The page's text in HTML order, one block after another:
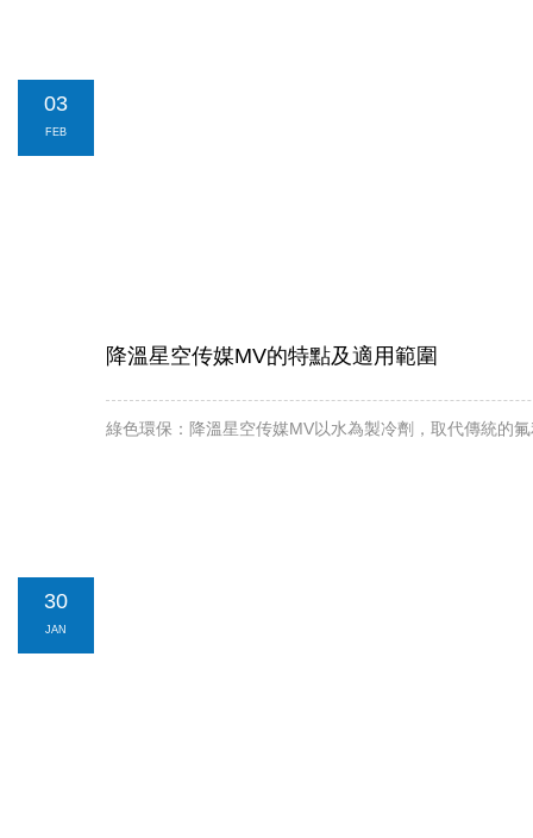
03
FEB
降溫星空传媒MV的特點及適用範圍
綠色環保：降溫星空传媒MV以水為製冷劑，取代傳統的氟
30
JAN